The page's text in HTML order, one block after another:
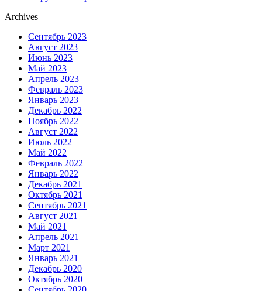
Archives
Сентябрь 2023
Август 2023
Июнь 2023
Май 2023
Апрель 2023
Февраль 2023
Январь 2023
Декабрь 2022
Ноябрь 2022
Август 2022
Июль 2022
Май 2022
Февраль 2022
Январь 2022
Декабрь 2021
Октябрь 2021
Сентябрь 2021
Август 2021
Май 2021
Апрель 2021
Март 2021
Январь 2021
Декабрь 2020
Октябрь 2020